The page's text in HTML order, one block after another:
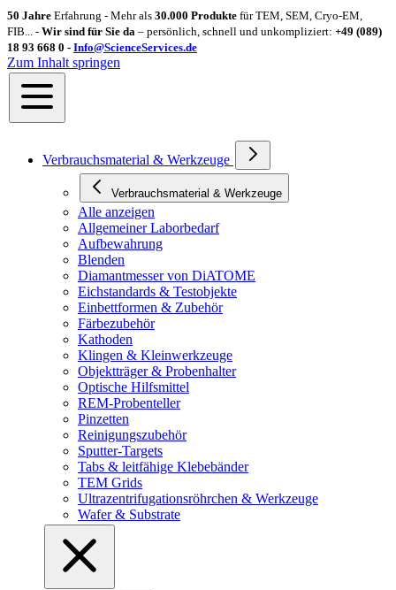
50 Jahre Erfahrung - Mehr als 30.000 Produkte für TEM, SEM, Cryo-EM,
FIB... - Wir sind für Sie da – persönlich, schnell und unkompliziert: +49 (089)
18 93 668 0 - Info@ScienceServices.de
Zum Inhalt springen
Verbrauchsmaterial & Werkzeuge
Verbrauchsmaterial & Werkzeuge
Alle anzeigen
Allgemeiner Laborbedarf
Aufbewahrung
Blenden
Diamantmesser von DiATOME
Eichstandards & Testobjekte
Einbettformen & Zubehör
Färbezubehör
Kathoden
Klingen & Kleinwerkzeuge
Objektträger & Probenhalter
Optische Hilfsmittel
REM-Probenteller
Pinzetten
Reinigungszubehör
Sputter-Targets
Tabs & leitfähige Klebebänder
TEM Grids
Ultrazentrifugationsröhrchen & Werkzeuge
Wafer & Substrate